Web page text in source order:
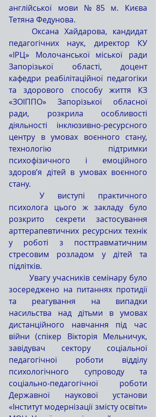
англійської мови №85 м. Києва
Тетяна Федунова.
педагогічних наук, директор КУ
«ІРЦ» Молочанської міської ради
Запорізької області, доцент
кафедри реабілітаційної педагогіки
та здорового способу життя КЗ
«ЗОІППО» Запорізької обласної
ради, розкрила особливості
діяльності інклюзивно-ресурсного
центру в умовах воєнного стану,
технологію підтримки
психофізичного і емоційного
здоров’я дітей в умовах воєнного
стану.
психолога цього ж закладу було
розкрито секрети застосування
арттерапевтичних ресурсних технік
у роботі з посттравматичним
стресовим розладом у дітей та
підлітків.
зосереджено на питаннях протидії
та реагування на випадки
насильства над дітьми в умовах
дистанційного навчання під час
війни (спікер Вікторія Мельничук,
завідувач сектору соціальної
педагогічної роботи відділу
психологічного супроводу та
соціально-педагогічної роботи
Державної наукової установи
«Інститут модернізації змісту освіти»